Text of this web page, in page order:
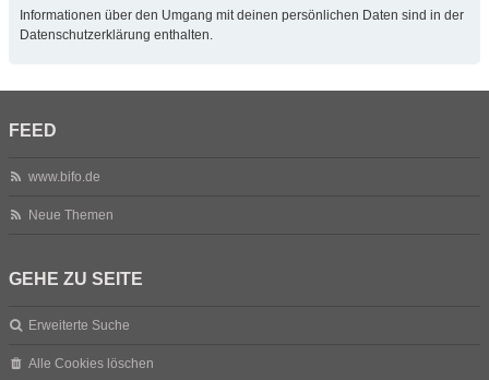
Informationen über den Umgang mit deinen persönlichen Daten sind in der
Datenschutzerklärung enthalten.
FEED
www.bifo.de
Neue Themen
GEHE ZU SEITE
Erweiterte Suche
Alle Cookies löschen